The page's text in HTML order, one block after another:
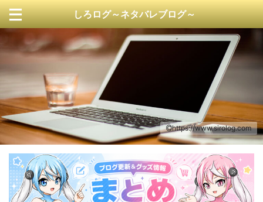
しろログ～ネタバレブログ～
https://www.sirolog.com